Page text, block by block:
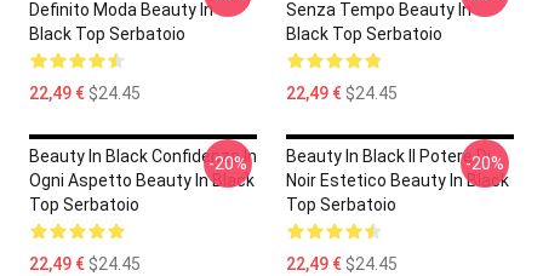
Definito Moda Beauty In
Black Top Serbatoio
22,49 €$24.45
Senza Tempo Beauty In
Black Top Serbatoio
22,49 €$24.45
Beauty In Black Confidenza In
Ogni Aspetto Beauty In Black
Top Serbatoio
22,49 €$24.45
-20%
Beauty In Black Il Potere Di
Noir Estetico Beauty In Black
Top Serbatoio
22,49 €$24.45
-20%